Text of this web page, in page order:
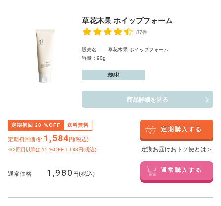
草花木果 ホイップフォーム
87件
販売名 : 草花木果 ホイップフォーム
容量：90g
洗顔料
商品詳細を見る
定期初回 20 %OFF 送料無料
定期初回価格: 1,584円(税込)
※2回目以降は 15 %OFF 1,683円(税込)
定期購入する
定期お届けおトク便とは＞
通常価格 1,980 円(税込) 通常購入する